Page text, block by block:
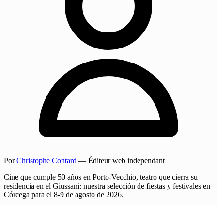
PorChristophe Contard — Éditeur web indépendant
Cine que cumple 50 años en Porto-Vecchio, teatro que cierra su
residencia en el Giussani: nuestra selección de fiestas y festivales en
Córcega para el 8-9 de agosto de 2026.